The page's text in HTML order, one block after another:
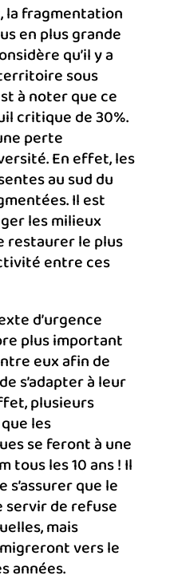
la fragmentation
en plus grande
qu’il y a
sous
à noter que ce
critique de 30%.
perte
En effet, les
au sud du
Il est
les milieux
restaurer le plus
entre ces
d’urgence
plus important
eux afin de
s’adapter à leur
plusieurs
les
se feront à une
tous les 10 ans ! Il
que le
servir de refuse
mais
vers le
années.